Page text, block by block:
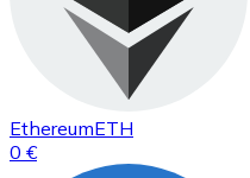
EthereumETH
0 €